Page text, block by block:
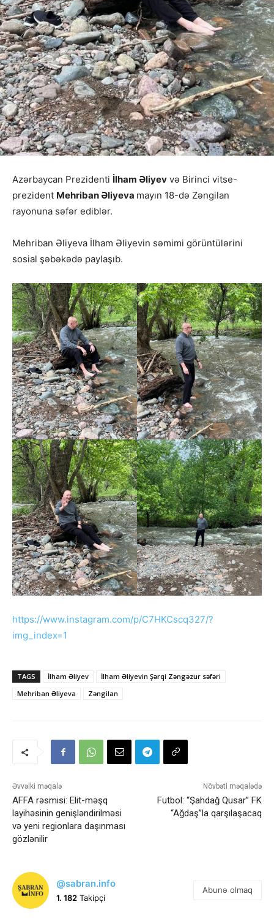
Azərbaycan Prezidenti İlham Əliyev və Birinci vitse-
prezident Mehriban Əliyeva mayın 18-də Zəngilan
rayonuna səfər ediblər.
Mehriban Əliyeva İlham Əliyevin səmimi görüntülərini
sosial şəbəkədə paylaşıb.
https://www.instagram.com/p/C7HKCscq327/?
img_index=1
TAGS İlham Əliyev
İlham Əliyevin Şərqi Zəngəzur səfəri
Mehriban Əliyeva
Zəngilan
Əvvəlki məqalə
AFFA rəsmisi: Elit-məşq
layihəsinin genişləndirilməsi
və yeni regionlara daşınması
gözlənilir
Növbəti məqalədə
Futbol: “Şahdağ Qusar” FK
“Ağdaş”la qarşılaşacaq
@sabran.info
1. 182 Takipçi
Abunə olmaq